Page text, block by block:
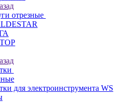
отрезные
для электроинструмента WS